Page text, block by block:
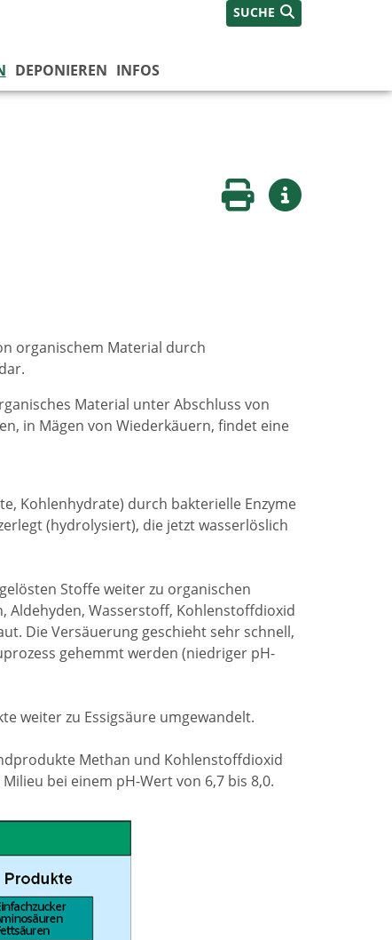
SUCHE
DEPONIEREN INFOS
Seite druckenWeitere Infos
organischem Material durch
Material unter Abschluss von
in Mägen von Wiederkäuern, findet eine
Kohlenhydrate) durch bakterielle Enzyme
(hydrolysiert), die jetzt wasserlöslich
Stoffe weiter zu organischen
Aldehyden, Wasserstoff, Kohlenstoffdioxid
Die Versäuerung geschieht sehr schnell,
gehemmt werden (niedriger pH-
weiter zu Essigsäure umgewandelt.
Methan und Kohlenstoffdioxid
bei einem pH-Wert von 6,7 bis 8,0.